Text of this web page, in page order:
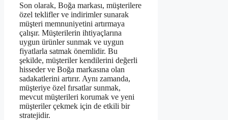
Son olarak, Boğa markası, müşterilere
özel teklifler ve indirimler sunarak
müşteri memnuniyetini artırmaya
çalışır. Müşterilerin ihtiyaçlarına
uygun ürünler sunmak ve uygun
fiyatlarla satmak önemlidir. Bu
şekilde, müşteriler kendilerini değerli
hisseder ve Boğa markasına olan
sadakatlerini artırır. Aynı zamanda,
müşteriye özel fırsatlar sunmak,
mevcut müşterileri korumak ve yeni
müşteriler çekmek için de etkili bir
stratejidir.